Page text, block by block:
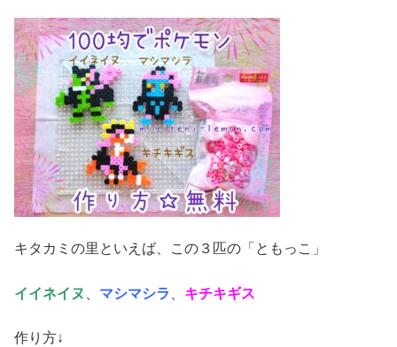
キタカミの里といえば、この３匹の「ともっこ」
イイネイヌ マシマシラ キチキギス
作り方↓